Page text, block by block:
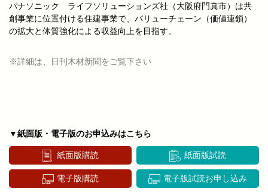
パナソニック ライフソリューションズ社（大阪府門真市）は共
創事業に位置付ける住建事業で、バリューチェーン（価値連鎖）
の拡大と体質強化による収益向上を目指す。
※詳細は、日刊木材新聞をご覧下さい
▼紙面版・電子版のお申込みはこちら
紙面版購読 紙面版試読
電子版購読 電子版試読お申し込み